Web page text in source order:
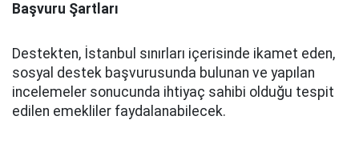
Başvuru Şartları
Destekten, İstanbul sınırları içerisinde ikamet eden,
sosyal destek başvurusunda bulunan ve yapılan
incelemeler sonucunda ihtiyaç sahibi olduğu tespit
edilen emekliler faydalanabilecek.